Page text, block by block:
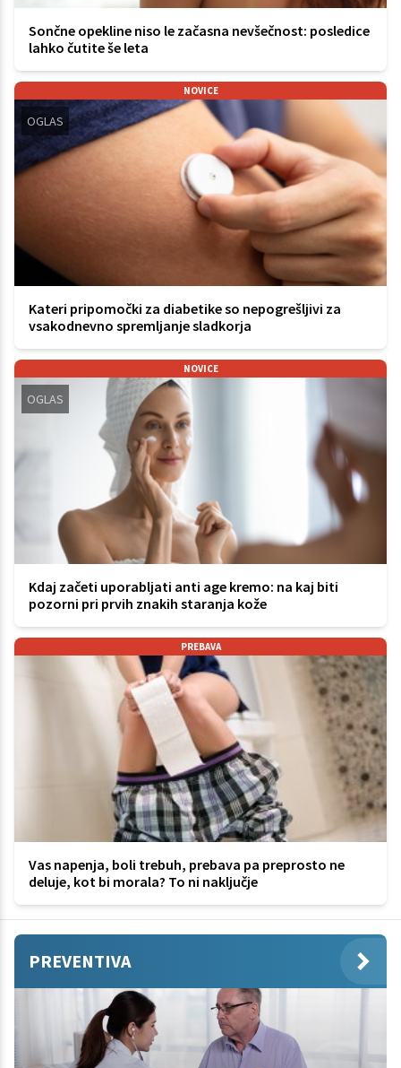
Sončne opekline niso le začasna nevšečnost: posledice
lahko čutite še leta
NOVICE
OGLAS
Kateri pripomočki za diabetike so nepogrešljivi za
vsakodnevno spremljanje sladkorja
NOVICE
OGLAS
Kdaj začeti uporabljati anti age kremo: na kaj biti
pozorni pri prvih znakih staranja kože
PREBAVA
Vas napenja, boli trebuh, prebava pa preprosto ne
deluje, kot bi morala? To ni naključje
PREVENTIVA